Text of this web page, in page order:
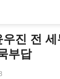
우진 전
부답